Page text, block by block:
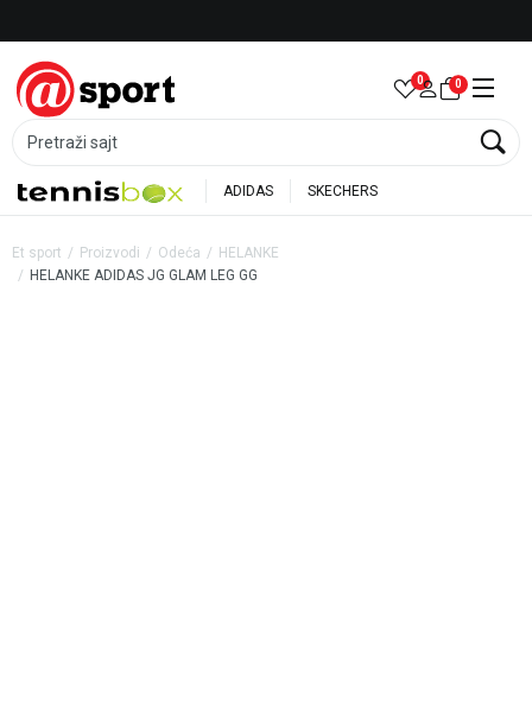
Pretraži sajt
0 0
ADIDAS SKECHERS
Et sport Proizvodi Odeća
HELANKE
HELANKE ADIDAS JG GLAM LEG GG